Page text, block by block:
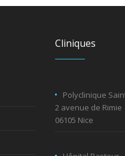
Cliniques
Polyclinique
2 avenue de Rimie
06105 Nice